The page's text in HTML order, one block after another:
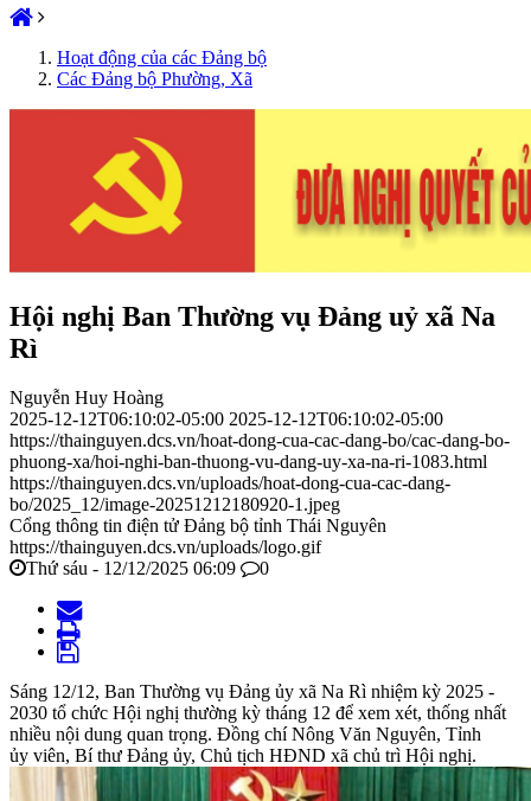
Hoạt động của các Đảng bộ
Các Đảng bộ Phường, Xã
Hội nghị Ban Thường vụ Đảng uỷ xã Na
Rì
Nguyễn Huy Hoàng
2025-12-12T06:10:02-05:00 2025-12-12T06:10:02-05:00
https://thainguyen.dcs.vn/hoat-dong-cua-cac-dang-bo/cac-dang-bo-
phuong-xa/hoi-nghi-ban-thuong-vu-dang-uy-xa-na-ri-1083.html
https://thainguyen.dcs.vn/uploads/hoat-dong-cua-cac-dang-
bo/2025_12/image-20251212180920-1.jpeg
Cổng thông tin điện tử Đảng bộ tỉnh Thái Nguyên
https://thainguyen.dcs.vn/uploads/logo.gif
Thứ sáu - 12/12/2025 06:09
0
Sáng 12/12, Ban Thường vụ Đảng ủy xã Na Rì nhiệm kỳ 2025 -
2030 tổ chức Hội nghị thường kỳ tháng 12 để xem xét, thống nhất
nhiều nội dung quan trọng. Đồng chí Nông Văn Nguyên, Tỉnh
ủy viên, Bí thư Đảng ủy, Chủ tịch HĐND xã chủ trì Hội nghị.